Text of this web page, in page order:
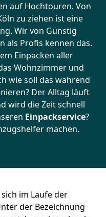
auf Hochtouren. Von
zu ziehen ist eine
Wir von Günstig
als Profis kennen das.
Einpacken aller
Wohnzimmer und
wie soll das während
Der Alltag läuft
wird die Zeit schnell
Einpackservice?
machen.
im Laufe der
der Bezeichnung